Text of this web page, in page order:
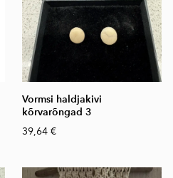
Vormsi haldjakivi
kõrvarõngad 3
39,64 €